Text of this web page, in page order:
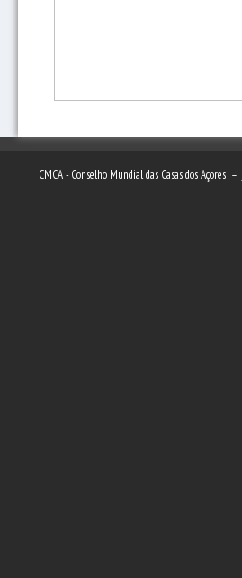
CMCA - Conselho Mundial das Casas dos Açores –